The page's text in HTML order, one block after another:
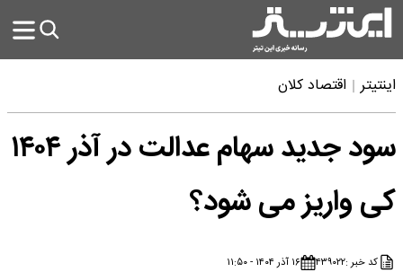
اینتیتر اقتصاد کلان
سود جدید سهام عدالت در آذر ۱۴۰۴
کی واریز می شود؟
کد خبر :۴۳۹۰۲۲ ۱۶ آذر ۱۴۰۴ - ۱۱:۵۰